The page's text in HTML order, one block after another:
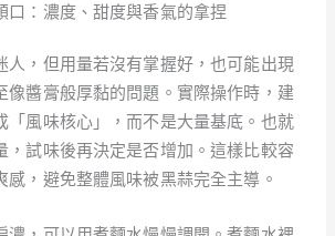
口：濃度、甜度與香氣的拿捏
人，但用量若沒有掌握好，也可能出現
像醬膏般厚黏的問題。實際操作時，建
「風味核心」，而不是大量基底。也就
，試味後再決定是否增加。這樣比較容
感，避免整體風味被黑蒜完全主導。